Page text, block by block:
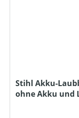
Stihl Akku-
ohne Akku und